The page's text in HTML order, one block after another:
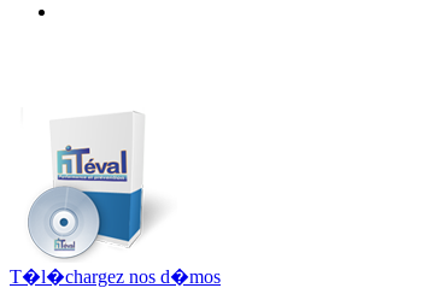
T�l�chargez nos d�mos